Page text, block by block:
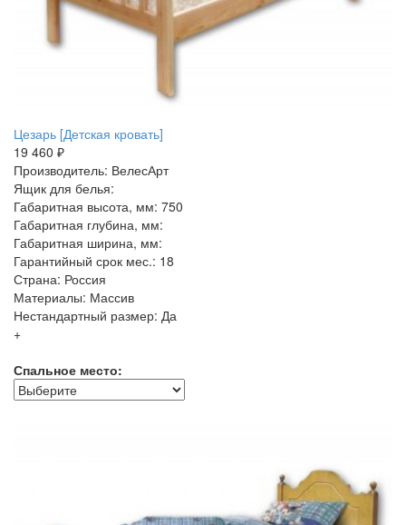
Цезарь [Детская кровать]
19 460 ₽
Производитель: ВелесАрт
Ящик для белья:
Габаритная высота, мм: 750
Габаритная глубина, мм:
Габаритная ширина, мм:
Гарантийный срок мес.: 18
Страна: Россия
Материалы: Массив
Нестандартный размер: Да
+
Спальное место: